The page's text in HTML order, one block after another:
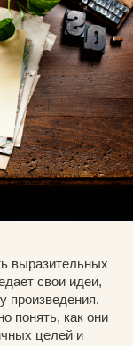
выразительных
свои идеи,
произведения.
понять, как они
целей и